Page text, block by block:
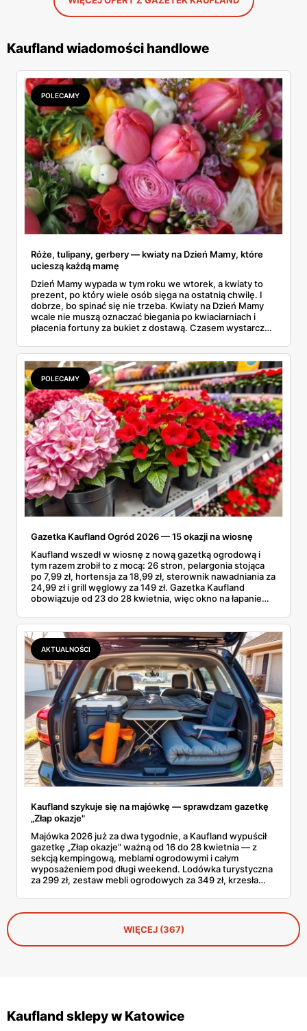
Kaufland wiadomości handlowe
POLECAMY
Róże, tulipany, gerbery — kwiaty na Dzień Mamy, które
ucieszą każdą mamę
Dzień Mamy wypada w tym roku we wtorek, a kwiaty to
prezent, po który wiele osób sięga na ostatnią chwilę. I
dobrze, bo spinać się nie trzeba. Kwiaty na Dzień Mamy
wcale nie muszą oznaczać biegania po kwiaciarniach i
płacenia fortuny za bukiet z dostawą. Czasem wystarczy
na naprawdę ładny prezent za kilkanaście złotych. A
wybór jest spory: od ciętych bukietów po kwiaty
doniczkowe, które cieszą dłużej niż tydzień. Mama będzie
zachwycona, a portfel ledwo to odczuje.
POLECAMY
Gazetka Kaufland Ogród 2026 — 15 okazji na wiosnę
Kaufland wszedł w wiosnę z nową gazetką ogrodową i
tym razem zrobił to z mocą: 26 stron, pelargonia stojąca
po 7,99 zł, hortensja za 18,99 zł, sterownik nawadniania za
24,99 zł i grill węglowy za 149 zł. Gazetka Kaufland
obowiązuje od 23 do 28 kwietnia, więc okno na łapanie
gazetce Kaufland się kalkuluje, czy są pozycje, na których
lepiej nie tracić kasy? Sprawdzałem pozycja po pozycji i
mam 15 konkretów z Kauflandu, które naprawdę się
opłacają.
AKTUALNOŚCI
Kaufland szykuje się na majówkę — sprawdzam gazetkę
„Złap okazje"
Majówka 2026 już za dwa tygodnie, a Kaufland wypuścił
gazetkę „Złap okazje" ważną od 16 do 28 kwietnia — z
sekcją kempingową, meblami ogrodowymi i całym
wyposażeniem pod długi weekend. Lodówka turystyczna
za 299 zł, zestaw mebli ogrodowych za 349 zł, krzesła
przejrzałem całą gazetkę strona po stronie i wybrałem to,
co faktycznie ma sens kupić przed wyjazdem.
WIĘCEJ (367)
Kaufland sklepy w Katowice